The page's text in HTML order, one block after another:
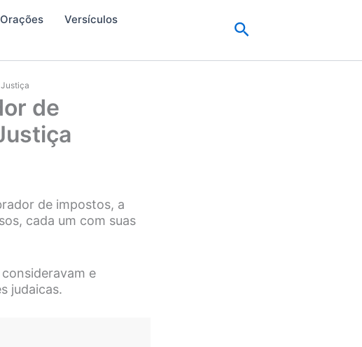
Orações
Versículos
Pesquisar
de
de impostos, a
cada um com suas
e
judaicas.